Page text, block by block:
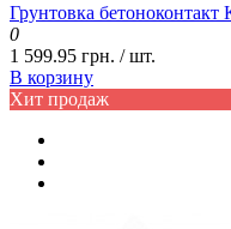
Грунтовка
0
1 599.95 грн. / шт.
В корзину
Хит продаж